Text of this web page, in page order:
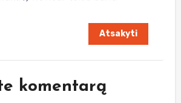
Atsakyti
komentarą